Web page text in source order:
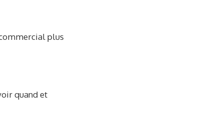
plus
quand et